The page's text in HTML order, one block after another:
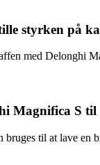
styrken på
med Delonghi
Magnifica S til
til at lave en